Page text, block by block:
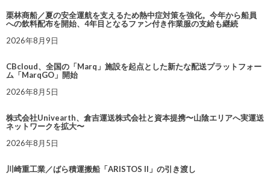
栗林商船／夏の安全運航を支えるため熱中症対策を強化。今年から船員
への飲料配布を開始、4年目となるファン付き作業服の支給も継続
2026年8月9日
CBcloud、全国の「Marq」施設を起点とした新たな配送プラットフォー
ム「MarqGO」開始
2026年8月5日
株式会社Univearth、倉吉運送株式会社と資本提携〜山陰エリアへ実運送
ネットワークを拡大〜
2026年8月5日
川崎重工業／ばら積運搬船「ARISTOS II」の引き渡し